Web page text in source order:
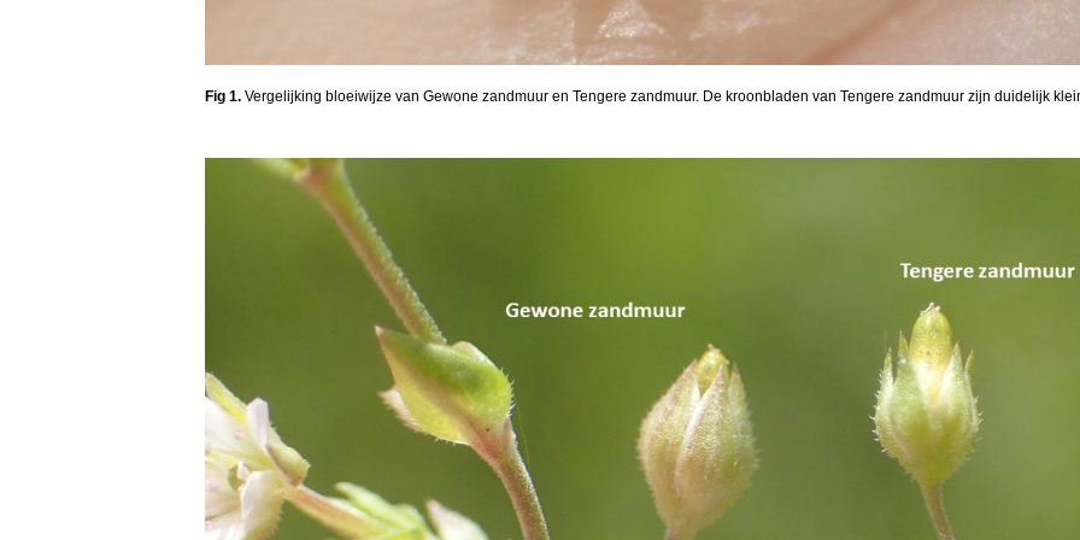
Fig 1.Vergelijking bloeiwijze van Gewone zandmuur en Tengere zandmuur. De kroonbladen van Tengere zandmuur zijn duidelijk